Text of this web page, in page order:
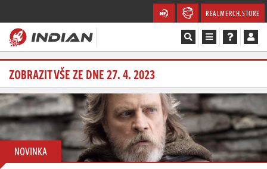
REALMERCH.STORE
Magazín
Recenze
Videa
Soutěže
ZOBRAZIT VŠE ZE DNE 27. 4. 2023
NOVINKA